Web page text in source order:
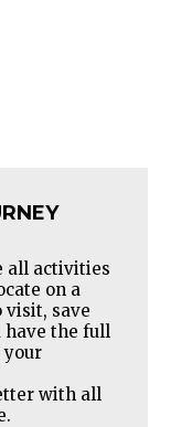
all activities
on a
visit, save
the full
your
with all